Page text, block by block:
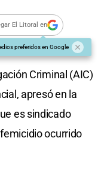
El Litoral en
preferidos en Google
Criminal (AIC)
apresó en la
es sindicado
ocurrido